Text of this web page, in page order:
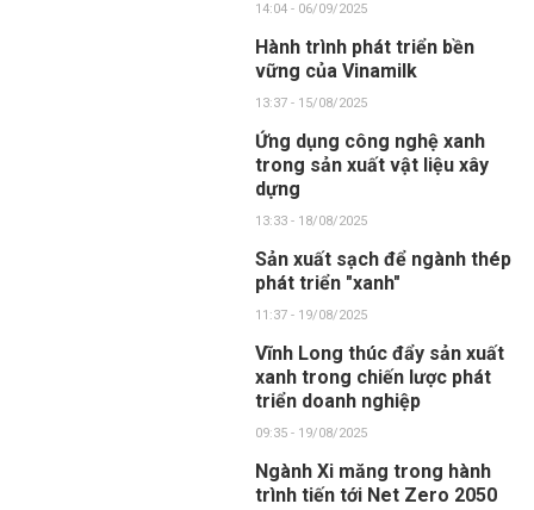
14:04 - 06/09/2025
Hành trình phát triển bền
vững của Vinamilk
13:37 - 15/08/2025
Ứng dụng công nghệ xanh
trong sản xuất vật liệu xây
dựng
13:33 - 18/08/2025
Sản xuất sạch để ngành thép
phát triển "xanh"
11:37 - 19/08/2025
Vĩnh Long thúc đẩy sản xuất
xanh trong chiến lược phát
triển doanh nghiệp
09:35 - 19/08/2025
Ngành Xi măng trong hành
trình tiến tới Net Zero 2050